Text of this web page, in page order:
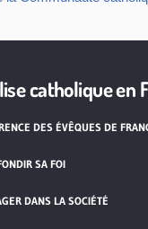
catholique en
DES ÉVÊQUES DE
SA FOI
DANS LA SOCIÉTÉ